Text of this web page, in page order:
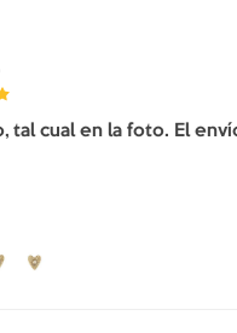
tal cual en la foto. El